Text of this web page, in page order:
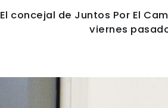
El concejal de Juntos Por El
viernes